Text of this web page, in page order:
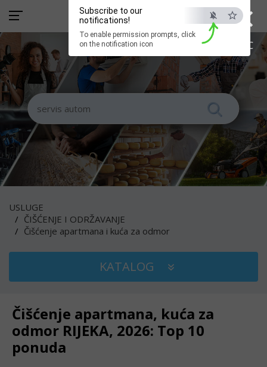
×
ESC
Subscribe to our
notifications!
To enable permission prompts, click
on the notification icon
USLUGE
ČIŠĆENJE I ODRŽAVANJE
Čišćenje apartmana i kuća za odmor
KATALOG
Čišćenje apartmana, kuća za
odmor RIJEKA, 2026: Top 10
ponuda